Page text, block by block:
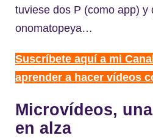
tuviese dos P (como app) y
onomatopeya…
Suscríbete aquí a mi
aprender a hacer vídeos
Microvídeos,
en alza